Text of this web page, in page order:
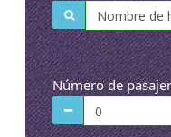
Número de